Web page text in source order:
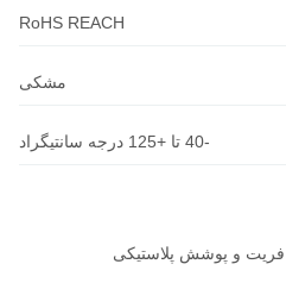
RoHS REACH
مشکی
-40 تا +125 درجه سانتیگراد